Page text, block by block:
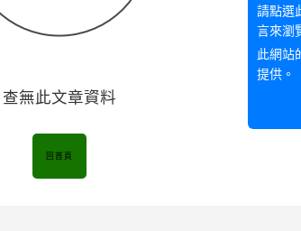
查無此文章資料
回首頁
請點選
言來瀏
此網站
提供。